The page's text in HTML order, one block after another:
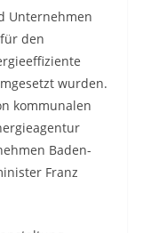
Unternehmen
den
wurden.
kommunalen
Baden-
Franz